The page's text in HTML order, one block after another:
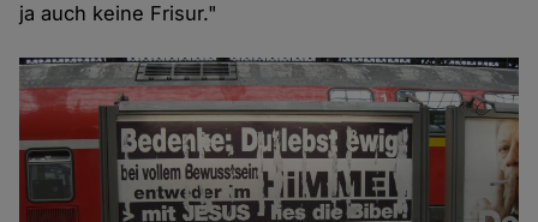
ja auch keine Frisur."